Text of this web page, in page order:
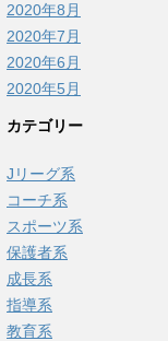
2020年8月
2020年7月
2020年6月
2020年5月
カテゴリー
Jリーグ系
コーチ系
スポーツ系
保護者系
成長系
指導系
教育系